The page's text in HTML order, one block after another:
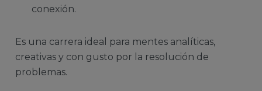
conexión.
Es una carrera ideal para mentes analíticas,
creativas y con gusto por la resolución de
problemas.